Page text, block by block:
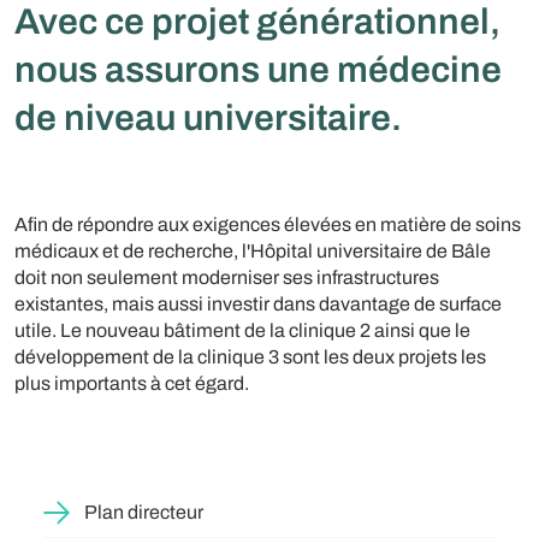
Avec ce projet générationnel,
nous assurons une médecine
de niveau universitaire.
Afin de répondre aux exigences élevées en matière de soins
médicaux et de recherche, l'Hôpital universitaire de Bâle
doit non seulement moderniser ses infrastructures
existantes, mais aussi investir dans davantage de surface
utile. Le nouveau bâtiment de la clinique 2 ainsi que le
développement de la clinique 3 sont les deux projets les
plus importants à cet égard.
Plan directeur